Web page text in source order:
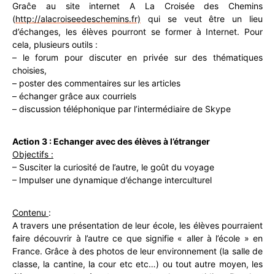
Graĉe au site internet A La Croisée des Chemins
(http://alacroiseedeschemins.fr) qui se veut être un lieu
d’échanges, les élèves pourront se former à Internet. Pour
cela, plusieurs outils :
– le forum pour discuter en privée sur des thématiques
choisies,
– poster des commentaires sur les articles
– échanger grâce aux courriels
– discussion téléphonique par l’intermédiaire de Skype
Action 3 : Echanger avec des élèves à l’étranger
Objectifs :
– Susciter la curiosité de l’autre, le goût du voyage
– Impulser une dynamique d’échange interculturel
Contenu :
A travers une présentation de leur école, les élèves pourraient
faire découvrir à l’autre ce que signifie « aller à l’école » en
France. Grâce à des photos de leur environnement (la salle de
classe, la cantine, la cour etc etc…) ou tout autre moyen, les